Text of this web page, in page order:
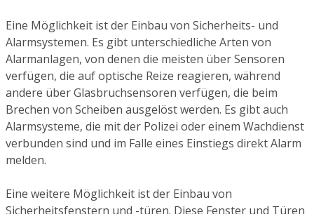
Eine Möglichkeit ist der Einbau von Sicherheits- und
Alarmsystemen. Es gibt unterschiedliche Arten von
Alarmanlagen, von denen die meisten über Sensoren
verfügen, die auf optische Reize reagieren, während
andere über Glasbruchsensoren verfügen, die beim
Brechen von Scheiben ausgelöst werden. Es gibt auch
Alarmsysteme, die mit der Polizei oder einem Wachdienst
verbunden sind und im Falle eines Einstiegs direkt Alarm
melden.
Eine weitere Möglichkeit ist der Einbau von
Sicherheitsfenstern und -türen. Diese Fenster und Türen